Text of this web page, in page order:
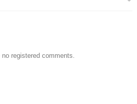
no registered comments.